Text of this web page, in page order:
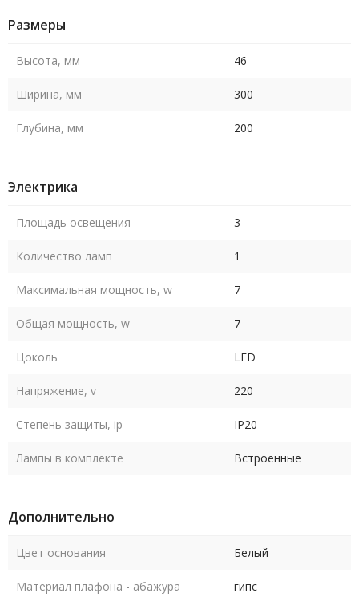
Размеры
Высота, мм 46
Ширина, мм 300
Глубина, мм 200
Электрика
Площадь освещения 3
Количество ламп 1
Максимальная мощность, w 7
Общая мощность, w 7
Цоколь LED
Напряжение, v 220
Степень защиты, ip IP20
Лампы в комплекте Встроенные
Дополнительно
Цвет основания Белый
Материал плафона - абажура гипс